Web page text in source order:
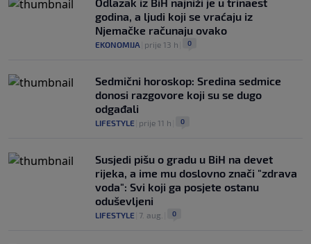
Odlazak iz BiH najniži je u trinaest
godina, a ljudi koji se vraćaju iz
Njemačke računaju ovako
EKONOMIJA prije 13 h 0
Sedmični horoskop: Sredina sedmice
donosi razgovore koji su se dugo
odgađali
LIFESTYLE prije 11 h 0
Susjedi pišu o gradu u BiH na devet
rijeka, a ime mu doslovno znači "zdrava
voda": Svi koji ga posjete ostanu
oduševljeni
LIFESTYLE 7. aug. 0